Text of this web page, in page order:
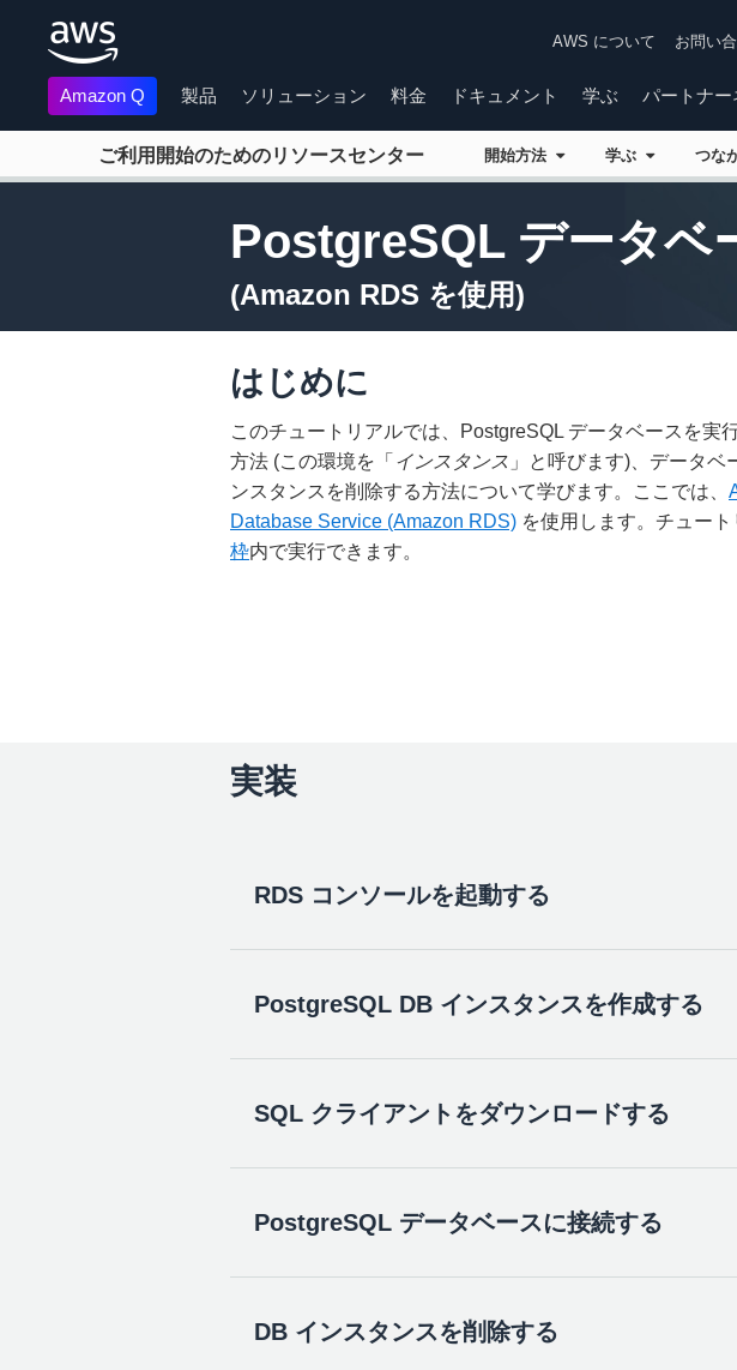
メインコンテンツに移動
AWS について お問い
Amazon Q 製品 ソリューション 料金 ドキュメント 学ぶ パートナー
ご利用開始のためのリソースセンター 開始方法 学ぶ つな
PostgreSQL データベ
(Amazon RDS を使用)
はじめに
このチュートリアルでは、PostgreSQL データベースを実
方法 (この環境を「 インスタンス 」と呼びます)、データベ
ンスタンスを削除する方法について学びます。ここでは、
Database Service (Amazon RDS) を使用します。チュー
枠内で実行できます。
実装
RDS コンソールを起動する
ここをクリックすると、AWS マネジメントコンソール
PostgreSQL DB インスタンスを作成する
このステップでは、Amazon RDS を使用して、
a.Amazon RDS コンソールの右上隅で、DB インスタン
す。Amazon RDS アクティビティをホストするリ
SQL クライアントをダウンロードする
データベースインスタンスの作成が完了し、利用可能
: SQL Workbench は、DB インスタンス作成に使
PostgreSQL データベースに接続する
DB インスタンスを削除する